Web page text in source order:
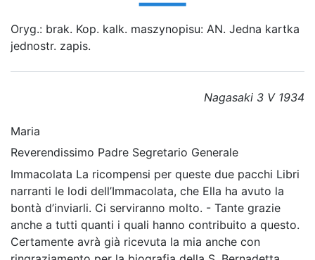
Oryg.: brak. Kop. kalk. maszynopisu: AN. Jedna kartka
jednostr. zapis.
Nagasaki 3 V 1934
Maria
Reverendissimo Padre Segretario Generale
Immacolata La ricompensi per queste due pacchi Libri
narranti le lodi dell’Immacolata, che Ella ha avuto la
bontà d’inviarli. Ci serviranno molto. - Tante grazie
anche a tutti quanti i quali hanno contribuito a questo.
Certamente avrà già ricevuta la mia anche con